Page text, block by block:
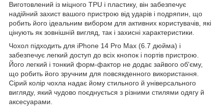
Виготовлений із міцного TPU і пластику, він забезпечує
надійний захист вашого пристрою від ударів і подряпин, що
робить його ідеальним вибором для активних користувачів, які
цінують як зовнішній вигляд, так і захисні характеристики.
Чохол підходить для iPhone 14 Pro Max (6.7 дюйма) і
забезпечує легкий доступ до всіх кнопок і портів пристрою.
Його легкий і тонкий форм-фактор не додає зайвого об'єму,
що робить його зручним для повсякденного використання.
Сірий колір чохла надає йому стильного й універсального
вигляду, який чудово поєднується з різними стилями одягу й
аксесуарами.